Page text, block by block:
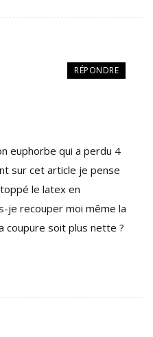
RÉPONDRE
euphorbe qui a perdu 4
sur cet article je pense
le latex en
je recouper moi même la
coupure soit plus nette ?